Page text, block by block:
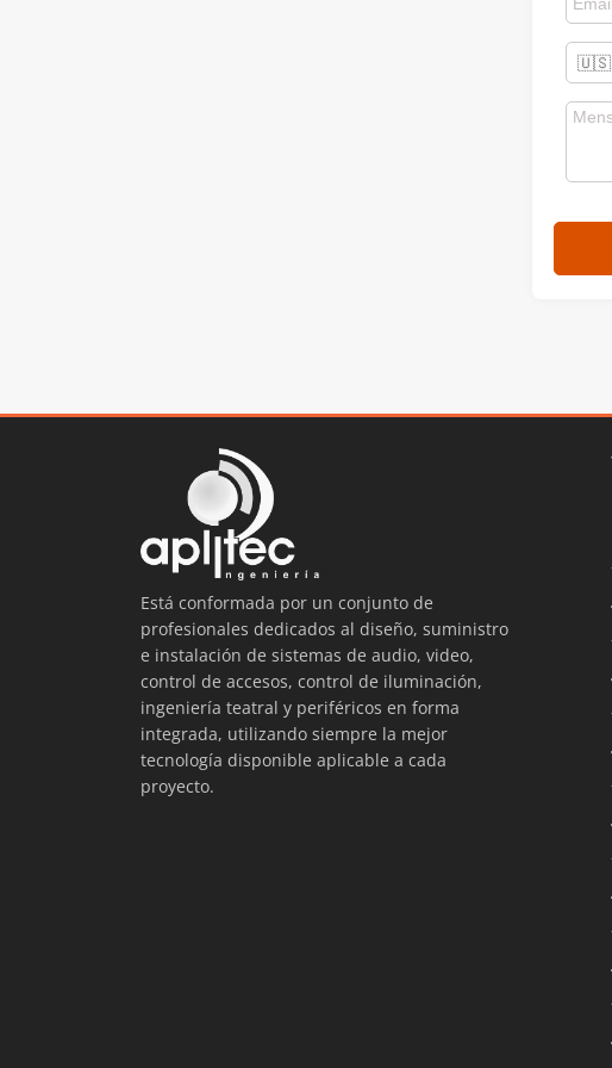
Está conformada por un conjunto de
profesionales dedicados al diseño, suministro
e instalación de sistemas de audio, video,
control de accesos, control de iluminación,
ingeniería teatral y periféricos en forma
integrada, utilizando siempre la mejor
tecnología disponible aplicable a cada
proyecto.